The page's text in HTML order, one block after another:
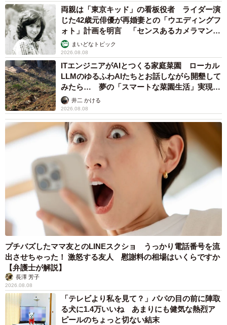
両親は「東京キッド」の看板役者 ライダー演
じた42歳元俳優が再婚妻との「ウエディングフ
ォト」計画を明言 「センスあるカメラマン求
む」まいどなトピック
2026.08.08
ITエンジニアがAIとつくる家庭菜園 ローカル
LLMのゆるふわAIたちとお話しながら開墾して
みたら… 夢の「スマートな菜園生活」実現な
るか井二 かける
2026.08.08
プチバズしたママ友とのLINEスクショ うっかり電話番号を流
出させちゃった！ 激怒する友人 慰謝料の相場はいくらですか
【弁護士が解説】
長澤 芳子
2026.08.08
「テレビより私を見て？」パパの目の前に陣取
る犬に1.4万いいね あまりにも健気な熱烈ア
ピールのちょっと切ない結末